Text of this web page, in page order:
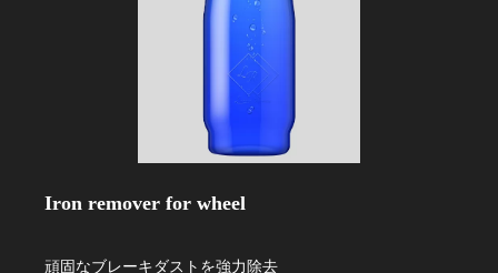
Iron remover for wheel
頑固なブレーキダストを強力除去